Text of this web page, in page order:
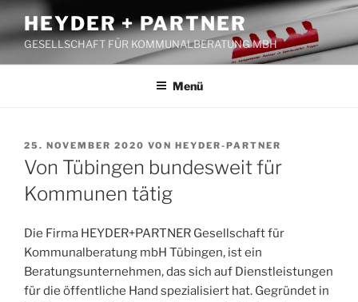
Zum
Inhalt
springen
HEYDER + PARTNER
GESELLSCHAFT FÜR KOMMUNALBERATUNG MBH
Menü
VERÖFFENTLICHT
AM
25. NOVEMBER 2020 VON HEYDER-PARTNER
Von Tübingen bundesweit für
Kommunen tätig
Die Firma HEYDER+PARTNER Gesellschaft für
Kommunalberatung mbH Tübingen, ist ein
Beratungsunternehmen, das sich auf Dienstleistungen
für die öffentliche Hand spezialisiert hat. Gegründet in